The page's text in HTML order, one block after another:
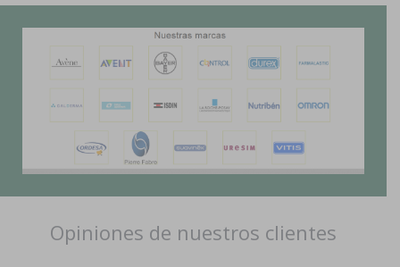
Opiniones de nuestros clientes